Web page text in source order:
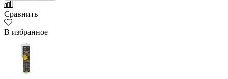
Сравнить
В избранное